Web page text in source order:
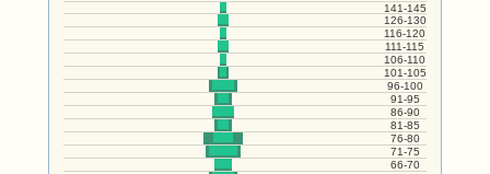
141-145
126-130
116-120
111-115
106-110
101-105
96-100
91-95
86-90
81-85
76-80
71-75
66-70